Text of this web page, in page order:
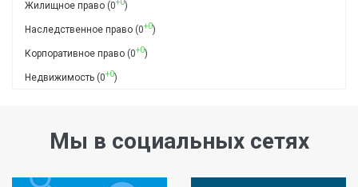
Жилищное право (0 )
Наследственное право (0+0)
Корпоративное право (0+0)
Недвижимость (0+0)
Мы в социальных сетях